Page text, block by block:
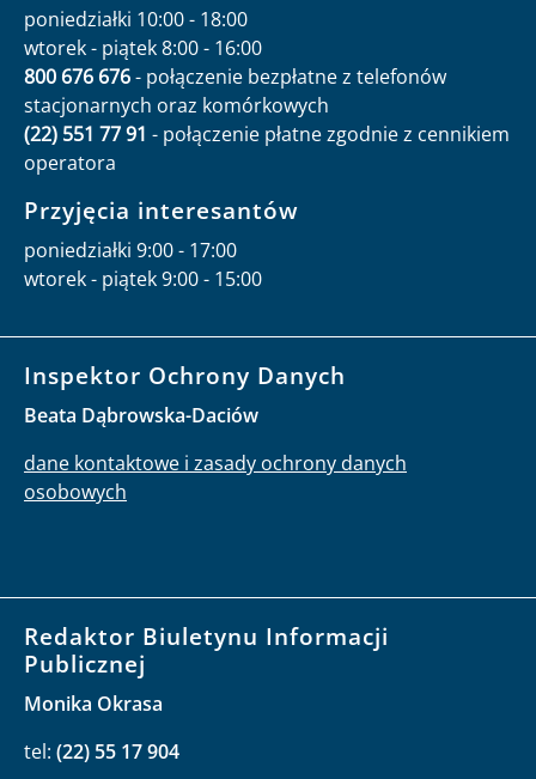
poniedziałki 10:00 - 18:00
wtorek - piątek 8:00 - 16:00
800 676 676- połączenie bezpłatne z telefonów
stacjonarnych oraz komórkowych
(22) 551 77 91 - połączenie płatne zgodnie z cennikiem
operatora
Przyjęcia interesantów
poniedziałki 9:00 - 17:00
wtorek - piątek 9:00 - 15:00
Inspektor Ochrony Danych
Beata Dąbrowska-Daciów
dane kontaktowe i zasady ochrony danych
osobowych
Redaktor Biuletynu Informacji
Publicznej
Monika Okrasa
tel: (22) 55 17 904